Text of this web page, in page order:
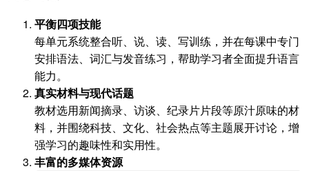
平衡四项技能
每单元系统整合听、说、读、写训练，并在每课中专门
安排语法、词汇与发音练习，帮助学习者全面提升语言
能力。
真实材料与现代话题
教材选用新闻摘录、访谈、纪录片片段等原汁原味的材
料，并围绕科技、文化、社会热点等主题展开讨论，增
强学习的趣味性和实用性。
丰富的多媒体资源